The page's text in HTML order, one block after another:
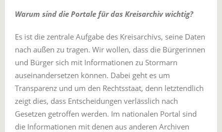
Warum sind die Portale für das Kreisarchiv wichtig?
Es ist die zentrale Aufgabe des Kreisarchivs, seine Daten
nach außen zu tragen. Wir wollen, dass die Bürgerinnen
und Bürger sich mit Informationen zu Stormarn
auseinandersetzen können. Dabei geht es um
Transparenz und um den Rechtsstaat, denn letztendlich
zeigt dies, dass Entscheidungen verlässlich nach
Gesetzen getroffen werden. Im nationalen Portal sind
die Informationen mit denen aus anderen Archiven